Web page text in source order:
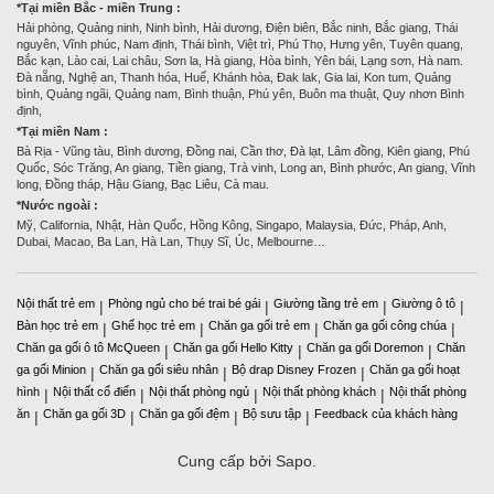
*Tại miền Bắc - miền Trung :
Hải phòng, Quảng ninh, Ninh bình, Hải dương, Điện biên, Bắc ninh, Bắc giang, Thái
nguyên, Vĩnh phúc, Nam định, Thái bình, Việt trì, Phú Thọ, Hưng yên, Tuyên quang,
Bắc kạn, Lào cai, Lai châu, Sơn la, Hà giang, Hòa bình, Yên bái, Lạng sơn, Hà nam.
Đà nẵng, Nghệ an, Thanh hóa, Huế, Khánh hòa, Đak lak, Gia lai, Kon tum, Quảng
bình, Quảng ngãi, Quảng nam, Bình thuận, Phú yên, Buôn ma thuật, Quy nhơn Bình
định,
*Tại miền Nam :
Bà Rịa - Vũng tàu, Bình dương, Đồng nai, Cần thơ, Đà lạt, Lâm đồng, Kiên giang, Phú
Quốc, Sóc Trăng, An giang, Tiền giang, Trà vinh, Long an, Bình phước, An giang, Vĩnh
long, Đồng tháp, Hậu Giang, Bạc Liêu, Cà mau.
*Nước ngoài :
Mỹ, California, Nhật, Hàn Quốc, Hồng Kông, Singapo, Malaysia, Đức, Pháp, Anh,
Dubai, Macao, Ba Lan, Hà Lan, Thụy Sĩ, Úc, Melbourne…
Nội thất trẻ em | Phòng ngủ cho bé trai bé gái | Giường tầng trẻ em | Giường ô tô |
Bàn học trẻ em | Ghế học trẻ em | Chăn ga gối trẻ em | Chăn ga gối công chúa |
Chăn ga gối ô tô McQueen | Chăn ga gối Hello Kitty | Chăn ga gối Doremon | Chăn
ga gối Minion | Chăn ga gối siêu nhân | Bộ drap Disney Frozen | Chăn ga gối hoạt
hình | Nội thất cổ điển | Nội thất phòng ngủ | Nội thất phòng khách | Nội thất phòng
ăn | Chăn ga gối 3D | Chăn ga gối đệm | Bộ sưu tập | Feedback của khách hàng
Cung cấp bởi Sapo.